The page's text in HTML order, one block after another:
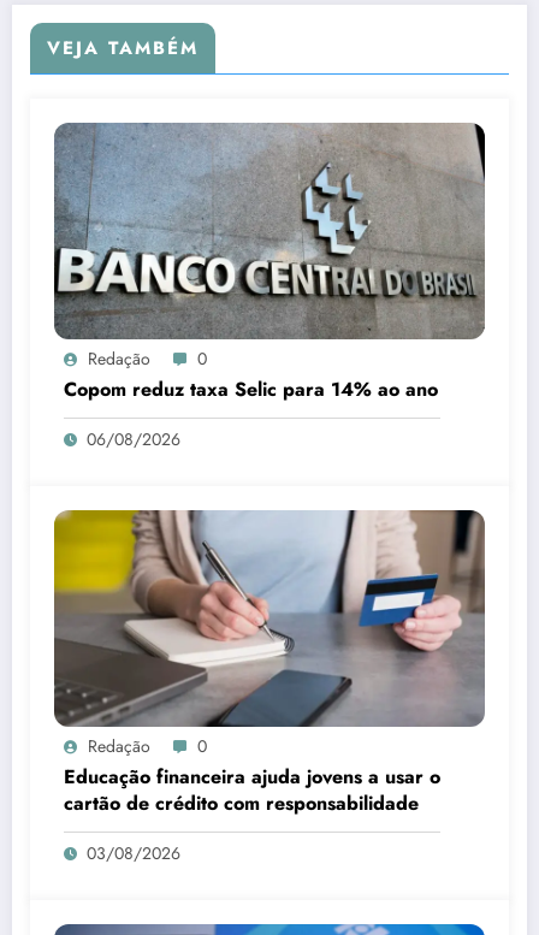
VEJA TAMBÉM
Redação 0
Copom reduz taxa Selic para 14% ao ano
06/08/2026
Redação 0
Educação financeira ajuda jovens a usar o
cartão de crédito com responsabilidade
03/08/2026